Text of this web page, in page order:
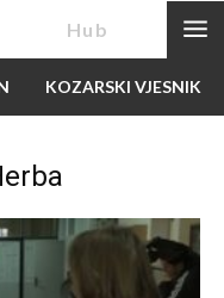
Hub
KOZARSKI VJESNIK